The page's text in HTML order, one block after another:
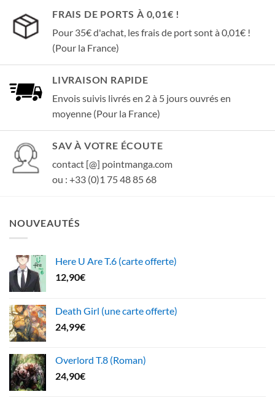
FRAIS DE PORTS À 0,01€ !
Pour 35€ d'achat, les frais de port sont à 0,01€ !
(Pour la France)
LIVRAISON RAPIDE
Envois suivis livrés en 2 à 5 jours ouvrés en
moyenne (Pour la France)
SAV À VOTRE ÉCOUTE
contact [@] pointmanga.com
ou : +33 (0)1 75 48 85 68
NOUVEAUTÉS
Here U Are T.6 (carte offerte)
12,90€
Death Girl (une carte offerte)
24,99€
Overlord T.8 (Roman)
24,90€